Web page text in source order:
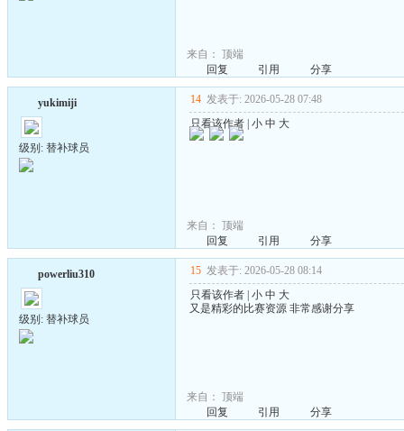
来自： 顶端
回复
引用 分享
yukimiji
级别: 替补球员
14 发表于: 2026-05-28 07:48
只看该作者 小 中 大
来自： 顶端
回复
引用 分享
powerliu310
级别: 替补球员
15 发表于: 2026-05-28 08:14
只看该作者 小 中 大
又是精彩的比赛资源 非常感谢分享
来自： 顶端
回复
引用 分享